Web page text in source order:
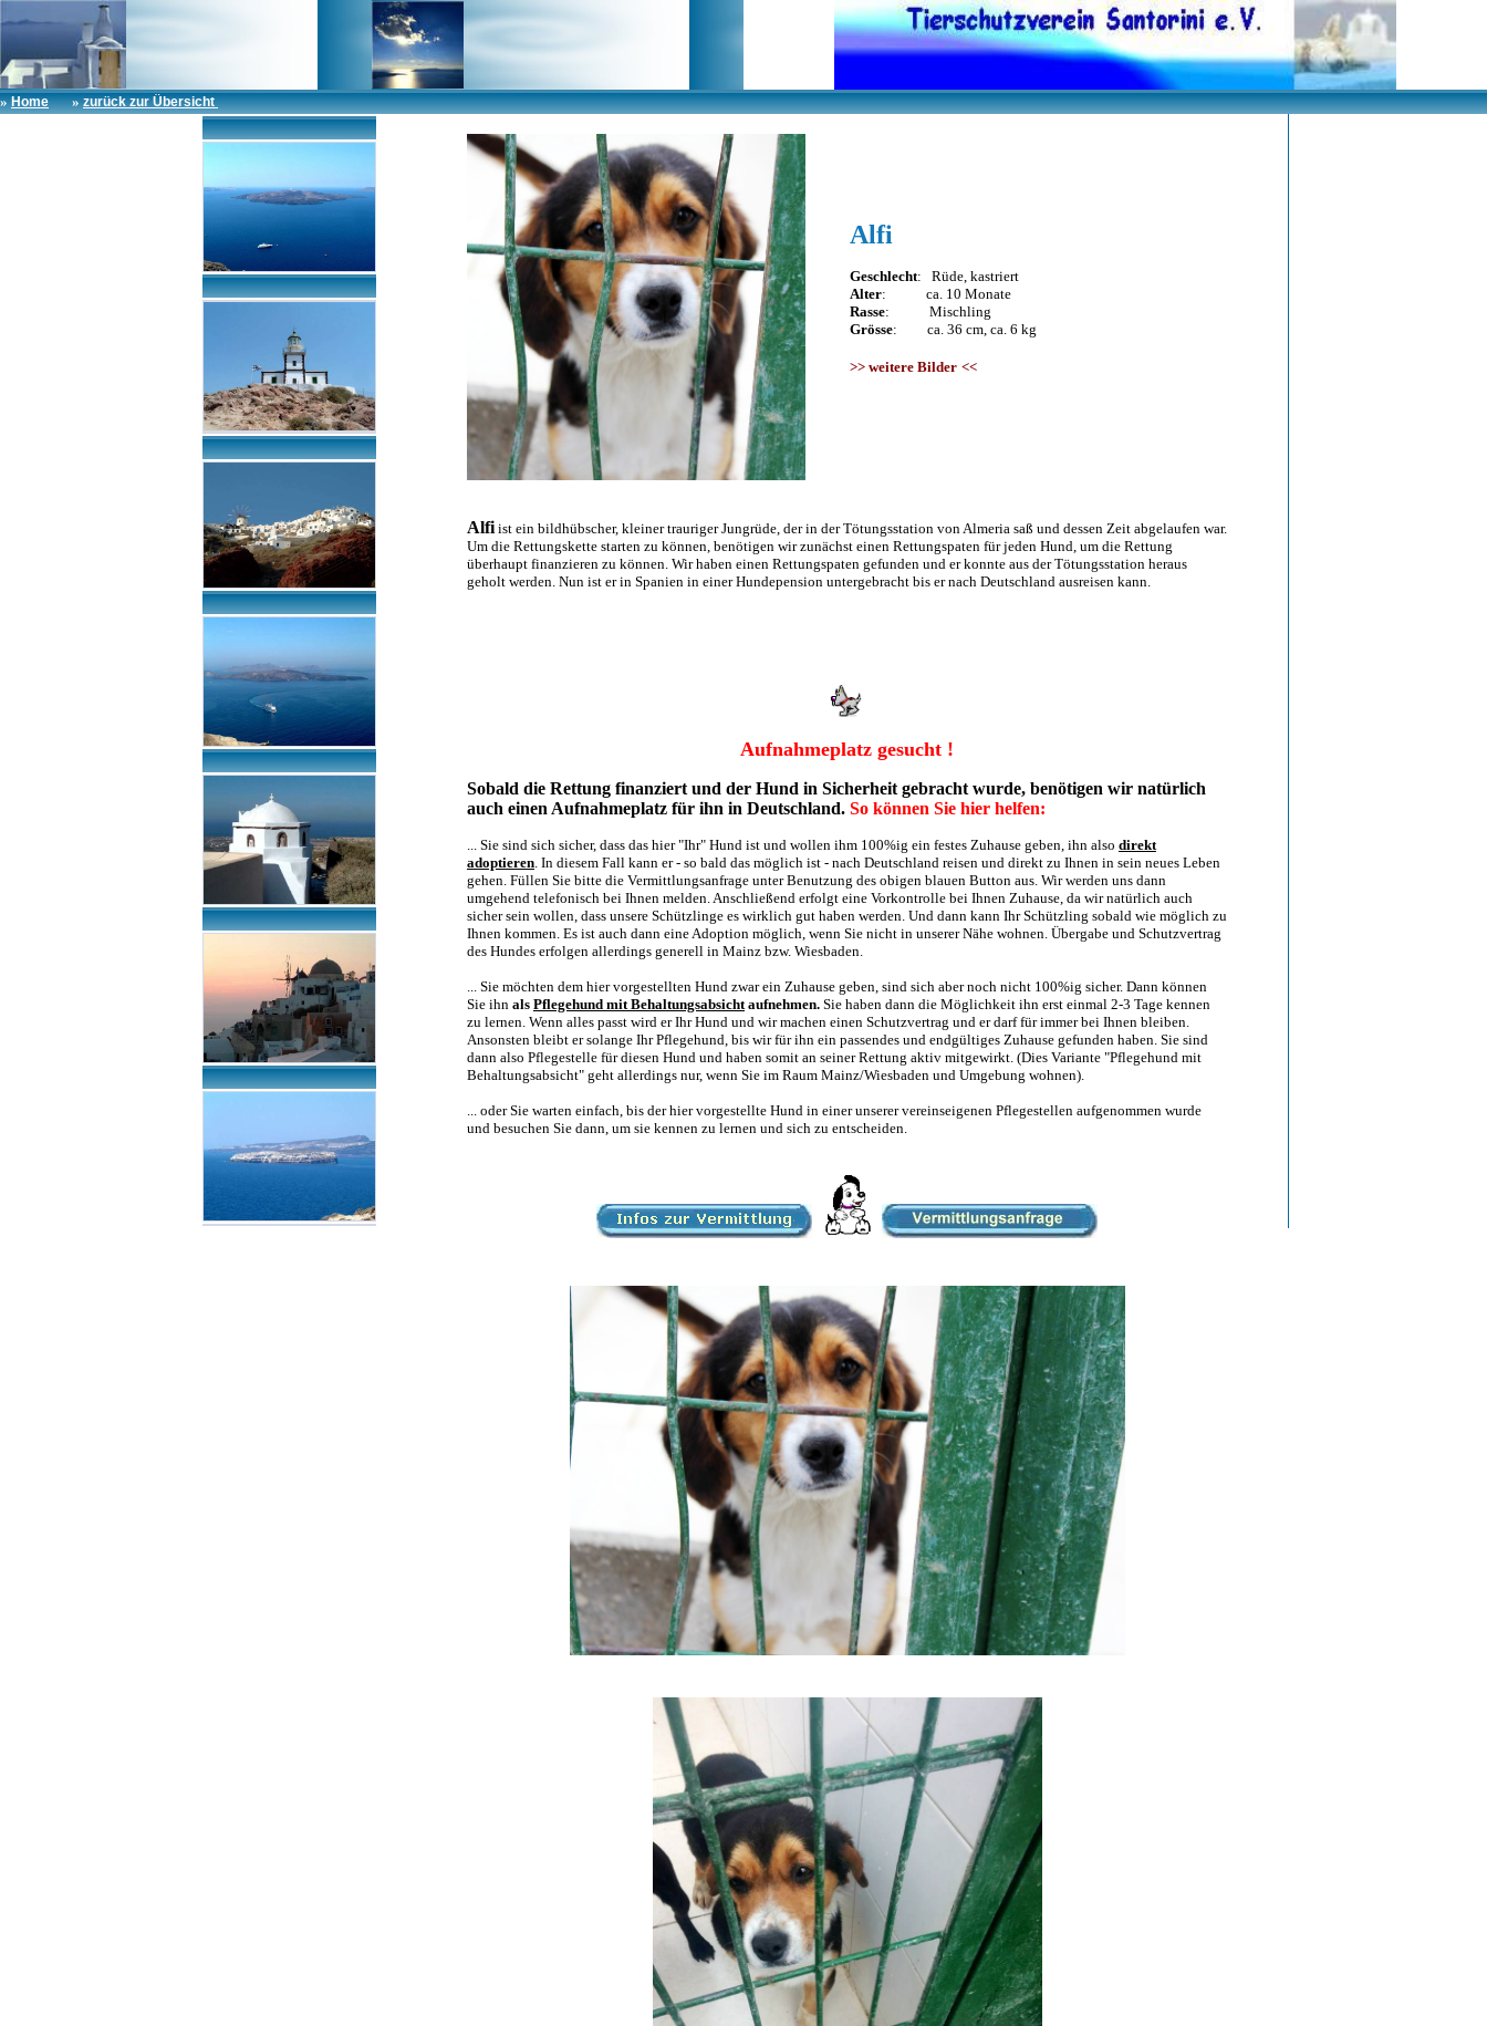
» Home »zurück zur Übersicht
Alfi
Geschlecht: Rüde, kastriert
Alter: ca. 10 Monate
Rasse: Mischling
Grösse: ca. 36 cm, ca. 6 kg
>> weitere Bilder <<
Alfi ist ein bildhübscher, kleiner trauriger Jungrüde, der in der Tötungsstation von Almeria saß und dessen Zeit abgelaufen war.
Um die Rettungskette starten zu können, benötigen wir zunächst einen Rettungspaten für jeden Hund, um die Rettung
überhaupt finanzieren zu können. Wir haben einen Rettungspaten gefunden und er konnte aus der Tötungsstation heraus
geholt werden. Nun ist er in Spanien in einer Hundepension untergebracht bis er nach Deutschland ausreisen kann.
Aufnahmeplatz gesucht !
Sobald die Rettung finanziert und der Hund in Sicherheit gebracht wurde, benötigen wir natürlich
auch einen Aufnahmeplatz für ihn in Deutschland. So können Sie hier helfen:
... Sie sind sich sicher, dass das hier "Ihr" Hund ist und wollen ihm 100%ig ein festes Zuhause geben, ihn also direkt
adoptieren. In diesem Fall kann er - so bald das möglich ist - nach Deutschland reisen und direkt zu Ihnen in sein neues Leben
gehen. Füllen Sie bitte die Vermittlungsanfrage unter Benutzung des obigen blauen Button aus. Wir werden uns dann
umgehend telefonisch bei Ihnen melden. Anschließend erfolgt eine Vorkontrolle bei Ihnen Zuhause, da wir natürlich auch
sicher sein wollen, dass unsere Schützlinge es wirklich gut haben werden. Und dann kann Ihr Schützling sobald wie möglich zu
Ihnen kommen. Es ist auch dann eine Adoption möglich, wenn Sie nicht in unserer Nähe wohnen. Übergabe und Schutzvertrag
des Hundes erfolgen allerdings generell in Mainz bzw. Wiesbaden.
... Sie möchten dem hier vorgestellten Hund zwar ein Zuhause geben, sind sich aber noch nicht 100%ig sicher. Dann können
Sie ihn als Pflegehund mit Behaltungsabsichtaufnehmen. Sie haben dann die Möglichkeit ihn erst einmal 2-3 Tage kennen
zu lernen. Wenn alles passt wird er Ihr Hund und wir machen einen Schutzvertrag und er darf für immer bei Ihnen bleiben.
Ansonsten bleibt er solange Ihr Pflegehund, bis wir für ihn ein passendes und endgültiges Zuhause gefunden haben. Sie sind
dann also Pflegestelle für diesen Hund und haben somit an seiner Rettung aktiv mitgewirkt. (Dies Variante "Pflegehund mit
Behaltungsabsicht" geht allerdings nur, wenn Sie im Raum Mainz/Wiesbaden und Umgebung wohnen).
... oder Sie warten einfach, bis der hier vorgestellte Hund in einer unserer vereinseigenen Pflegestellen aufgenommen wurde
und besuchen Sie dann, um sie kennen zu lernen und sich zu entscheiden.